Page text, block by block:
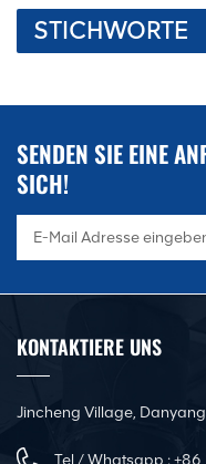
dennoch genau bleiben
anfragen! 一.
ausreichender Festigkeit
Elemente-Analyse zur
erforderlichen
Schweißen wird eine
verbleibende
Mit dem NCmax CNC-
kann bedienen, einfache
STICHWORTE
SENDEN SIE EINE
SICH!
KONTAKTIERE UNS
Jincheng Village,
Tel / Whatsapp :